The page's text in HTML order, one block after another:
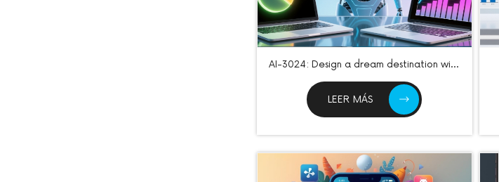
AI-3024: Design a dream destination with
LEER MÁS